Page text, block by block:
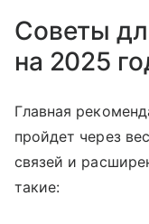
Советы
на 2025
Главная
пройдет через
связей и
такие: